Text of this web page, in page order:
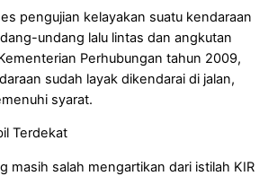
pengujian kelayakan suatu kendaraan
undang lalu lintas dan angkutan
Perhubungan tahun 2009,
sudah layak dikendarai di jalan,
syarat.
masih salah mengartikan dari istilah KIR